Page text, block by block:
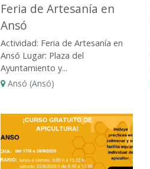
Feria de Artesanía en
Ansó
Actividad: Feria de Artesanía en
Ansó Lugar: Plaza del
Ayuntamiento y...
Ansó (Ansó)